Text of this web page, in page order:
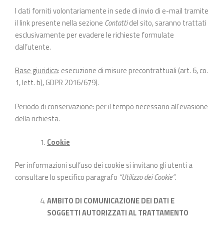
I dati forniti volontariamente in sede di invio di e-mail tramite
il link presente nella sezione Contattidel sito, saranno trattati
esclusivamente per evadere le richieste formulate
dall’utente.
Base giuridica: esecuzione di misure precontrattuali (art. 6, co.
1, lett. b), GDPR 2016/679).
Periodo di conservazione: per il tempo necessario all’evasione
della richiesta.
Cookie
Per informazioni sull’uso dei cookie si invitano gli utenti a
consultare lo specifico paragrafo “Utilizzo dei Cookie”.
AMBITO DI COMUNICAZIONE DEI DATI E
SOGGETTI AUTORIZZATI AL TRATTAMENTO